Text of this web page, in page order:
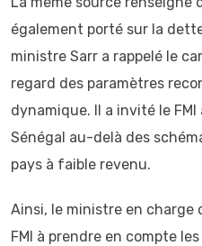
également porté sur la
ministre Sarr a rappelé le
regard des paramètres
dynamique. Il a invité le
Sénégal au-delà des
pays à faible revenu.
Ainsi, le ministre en charge
FMI à prendre en compte